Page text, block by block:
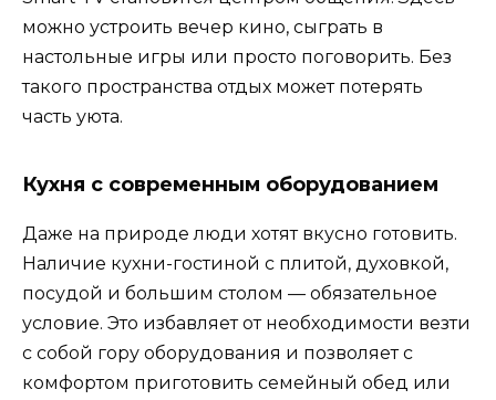
можно устроить вечер кино, сыграть в
настольные игры или просто поговорить. Без
такого пространства отдых может потерять
часть уюта.
Кухня с современным оборудованием
Даже на природе люди хотят вкусно готовить.
Наличие кухни-гостиной с плитой, духовкой,
посудой и большим столом — обязательное
условие. Это избавляет от необходимости везти
с собой гору оборудования и позволяет с
комфортом приготовить семейный обед или